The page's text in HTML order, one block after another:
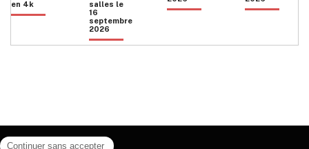
en 4k
salles le
16
septembre
2026